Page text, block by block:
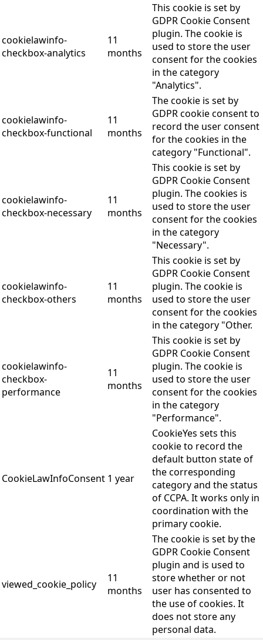
cookielawinfo-
checkbox-analytics
11
months
This cookie is set by
GDPR Cookie Consent
plugin. The cookie is
used to store the user
consent for the cookies
in the category
"Analytics".
cookielawinfo-
checkbox-functional
11
months
The cookie is set by
GDPR cookie consent to
record the user consent
for the cookies in the
category "Functional".
cookielawinfo-
checkbox-necessary
11
months
This cookie is set by
GDPR Cookie Consent
plugin. The cookies is
used to store the user
consent for the cookies
in the category
"Necessary".
cookielawinfo-
checkbox-others
11
months
This cookie is set by
GDPR Cookie Consent
plugin. The cookie is
used to store the user
consent for the cookies
in the category "Other.
cookielawinfo-
checkbox-
performance
11
months
This cookie is set by
GDPR Cookie Consent
plugin. The cookie is
used to store the user
consent for the cookies
in the category
"Performance".
CookieLawInfoConsent 1 year
CookieYes sets this
cookie to record the
default button state of
the corresponding
category and the status
of CCPA. It works only in
coordination with the
primary cookie.
viewed_cookie_policy
11
months
The cookie is set by the
GDPR Cookie Consent
plugin and is used to
store whether or not
user has consented to
the use of cookies. It
does not store any
personal data.